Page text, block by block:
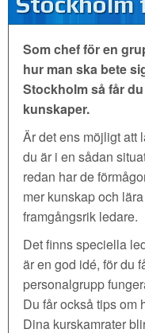
Som chef för en
hur man ska bete
Stockholm så får
kunskaper.
Är det ens möjligt att
du är i en sådan
redan har de
mer kunskap och
framgångsrik ledare.
Det finns speciella
är en god idé, för du
personalgrupp
Du får också tips om
Dina kurskamrater